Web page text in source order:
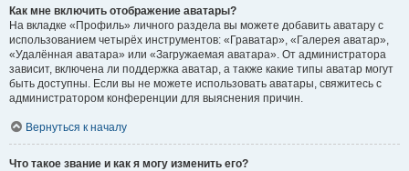
Как мне включить отображение аватары?
На вкладке «Профиль» личного раздела вы можете добавить аватару с
использованием четырёх инструментов: «Граватар», «Галерея аватар»,
«Удалённая аватара» или «Загружаемая аватара». От администратора
зависит, включена ли поддержка аватар, а также какие типы аватар могут
быть доступны. Если вы не можете использовать аватары, свяжитесь с
администратором конференции для выяснения причин.
Вернуться к началу
Что такое звание и как я могу изменить его?